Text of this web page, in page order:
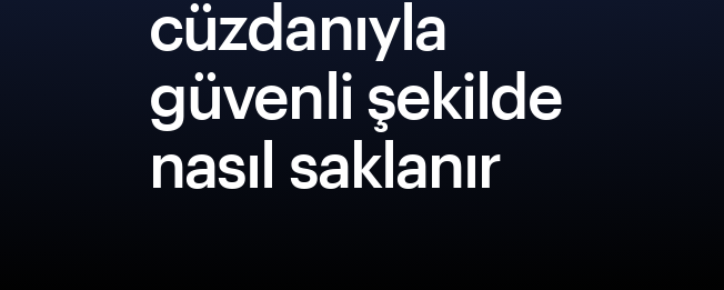
cüzdanıyla
güvenli şekilde
nasıl saklanır